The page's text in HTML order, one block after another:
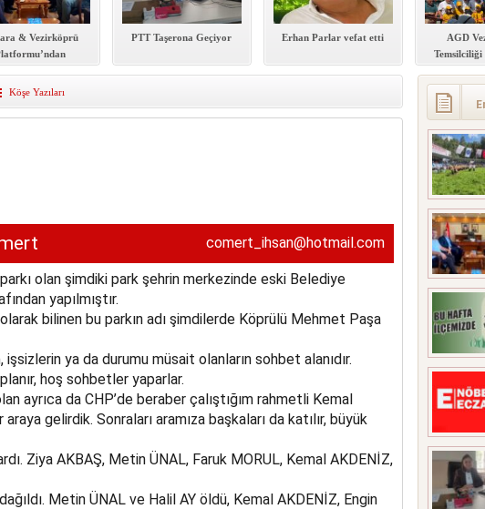
& Vezirköprü
olsun’ ziyareti
PTT Taşerona Geçiyor Erhan Parlar vefat etti
AGD
Temsilciliği
Köşe Yazıları
comert_ihsan@hotmail.com
olan şimdiki park şehrin merkezinde eski Belediye
yapılmıştır.
bilinen bu parkın adı şimdilerde Köprülü Mehmet Paşa
işsizlerin ya da durumu müsait olanların sohbet alanıdır.
hoş sohbetler yaparlar.
ayrıca da CHP’de beraber çalıştığım rahmetli Kemal
gelirdik. Sonraları aramıza başkaları da katılır, büyük
Ziya AKBAŞ, Metin ÜNAL, Faruk MORUL, Kemal AKDENİZ,
Metin ÜNAL ve Halil AY öldü, Kemal AKDENİZ, Engin